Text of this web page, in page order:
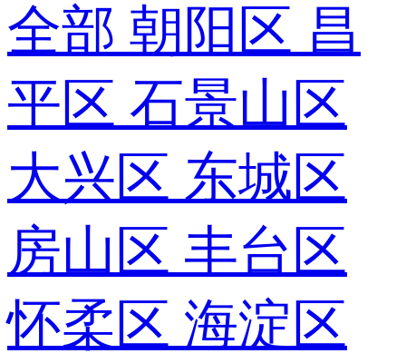
全部 朝阳区 昌
平区 石景山区
大兴区 东城区
房山区 丰台区
怀柔区 海淀区